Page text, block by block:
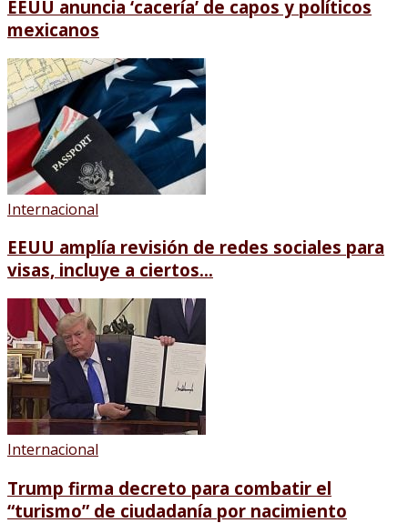
EEUU anuncia ‘cacería’ de capos y políticos
mexicanos
Internacional
EEUU amplía revisión de redes sociales para
visas, incluye a ciertos...
Internacional
Trump firma decreto para combatir el
“turismo” de ciudadanía por nacimiento